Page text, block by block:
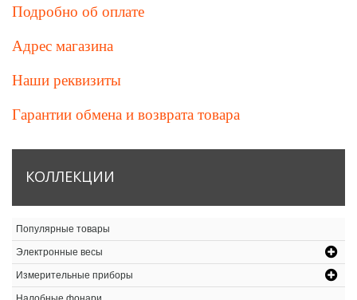
Подробно об оплате
Адрес магазина
Наши реквизиты
Гарантии обмена и возврата товара
КОЛЛЕКЦИИ
Популярные товары
Электронные весы
Измерительные приборы